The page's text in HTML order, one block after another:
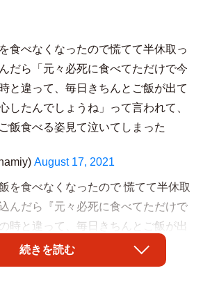
食べなくなったので慌てて半休取っ
だら「元々必死に食べてただけで今
と違って、毎日きちんとご飯が出て
したんでしょうね」って言われて、
飯食べる姿見て泣いてしまった
August 17, 2021
を食べなくなったので 慌てて半休取
んだら『元々必死に食べてただけで
時と違って、毎日きちんとご飯が出
心したんでしょうね』って言われ
がご飯食べる姿見て泣いてしまっ
続きを読む